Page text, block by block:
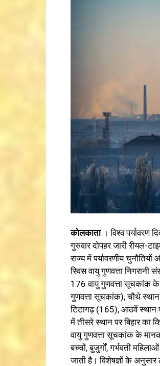
कोलकाता। विश्व पर्यावरण
गुरुवार दोपहर जारी रीयल-
राज्य में पर्यावरणीय
स्विस वायु गुणवत्ता
176 वायु गुणवत्ता सूचकांक के
गुणवत्ता सूचकांक), चौथे
टिटागढ़ (165), आठवें स्थान
में तीसरे स्थान पर बिहार का
वायु गुणवत्ता सूचकांक के
बच्चों, बुजुर्गों, गर्भवती
जाती है। विशेषज्ञों के